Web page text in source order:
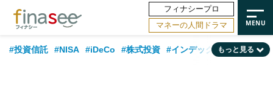
フィナシープロ
マネーの人間ドラマ
#投資信託 #NISA #iDeCo #株式投資 #インデックスファンド
もっと見る